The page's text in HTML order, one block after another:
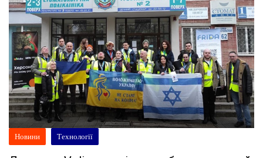
Новини Технології